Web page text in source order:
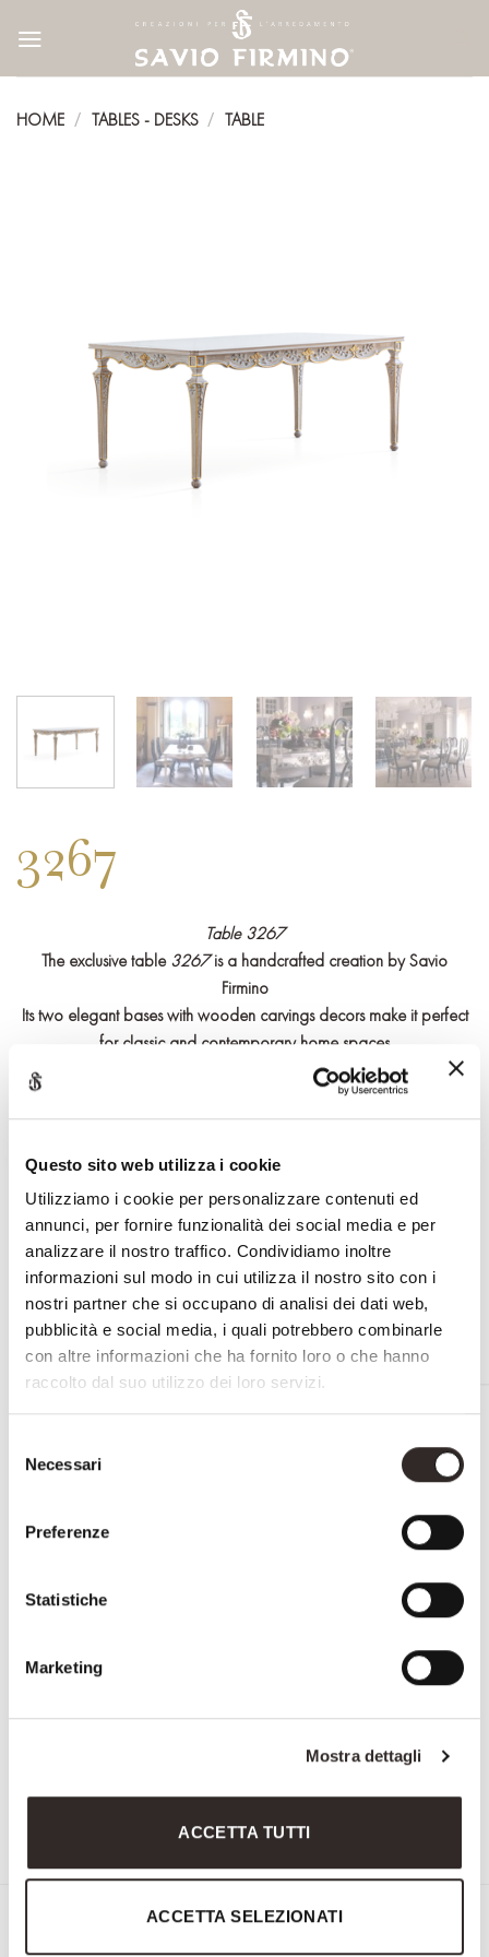
Questo sito web utilizza i cookie
Utilizziamo i cookie per personalizzare contenuti ed
annunci, per fornire funzionalità dei social media e per
analizzare il nostro traffico. Condividiamo inoltre
informazioni sul modo in cui utilizza il nostro sito con i
nostri partner che si occupano di analisi dei dati web,
pubblicità e social media, i quali potrebbero combinarle
con altre informazioni che ha fornito loro o che hanno
raccolto dal suo utilizzo dei loro servizi.
delNecessari
Preferenze
Statistiche
Marketing
Mostra dettagli
ACCETTA TUTTI
ACCETTA SELEZIONATI
HOME / TABLES - DESKS / TABLE
3267
Table 3267
The exclusive table3267is a handcrafted creation by Savio
Firmino
Its two elegant bases with wooden carvings decors make it perfect
for classic and contemporary home spaces
It is also available in custom size upon request
Effettua il login o registrati per accedere a contenuti riservati
RICHIEDI INFORMAZIONI
RELATED PRODUCTS
3582